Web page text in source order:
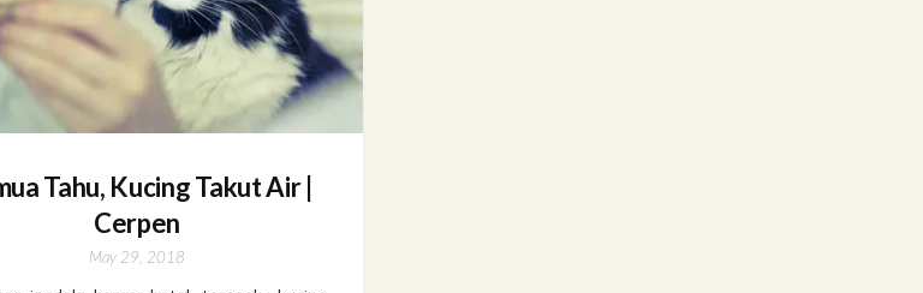
Tahu, Kucing Takut Air |
Cerpen
May 29, 2018